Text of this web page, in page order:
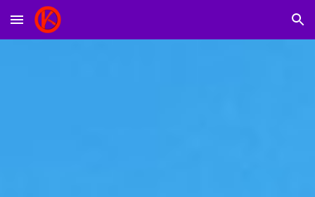
Skip to main content Skip to navigation